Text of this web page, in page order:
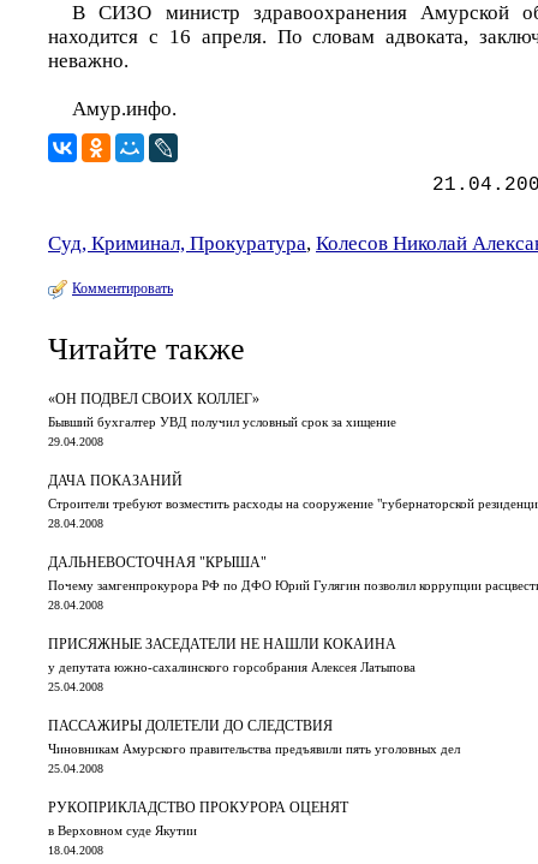
В СИЗО министр здравоохранения Амурской
находится с 16 апреля. По словам адвоката,
неважно.
Амур.инфо.
Суд, Криминал, Прокуратура, Колесов Николай
Комментировать
Читайте также
«ОН ПОДВЕЛ СВОИХ КОЛЛЕГ»
Бывший бухгалтер УВД получил условный срок за хищение
29.04.2008
ДАЧА ПОКАЗАНИЙ
Строители требуют возместить расходы на сооружение "губернаторской
28.04.2008
ДАЛЬНЕВОСТОЧНАЯ "КРЫША"
Почему замгенпрокурора РФ по ДФО Юрий Гулягин позволил коррупции
28.04.2008
ПРИСЯЖНЫЕ ЗАСЕДАТЕЛИ НЕ НАШЛИ КОКАИНА
у депутата южно-сахалинского горсобрания Алексея Латыпова
25.04.2008
ПАССАЖИРЫ ДОЛЕТЕЛИ ДО СЛЕДСТВИЯ
Чиновникам Амурского правительства предъявили пять уголовных дел
25.04.2008
РУКОПРИКЛАДСТВО ПРОКУРОРА ОЦЕНЯТ
в Верховном суде Якутии
18.04.2008